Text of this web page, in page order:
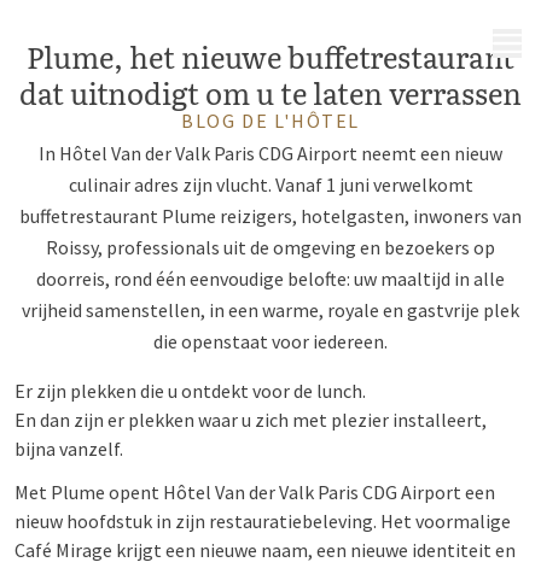
Plume, het nieuwe buffetrestaurant
dat uitnodigt om u te laten verrassen
BLOG DE L'HÔTEL
In Hôtel Van der Valk Paris CDG Airport neemt een nieuw
culinair adres zijn vlucht. Vanaf 1 juni verwelkomt
buffetrestaurant Plume reizigers, hotelgasten, inwoners van
Roissy, professionals uit de omgeving en bezoekers op
doorreis, rond één eenvoudige belofte: uw maaltijd in alle
vrijheid samenstellen, in een warme, royale en gastvrije plek
die openstaat voor iedereen.
Er zijn plekken die u ontdekt voor de lunch.
En dan zijn er plekken waar u zich met plezier installeert,
bijna vanzelf.
Met Plume opent Hôtel Van der Valk Paris CDG Airport een
nieuw hoofdstuk in zijn restauratiebeleving. Het voormalige
Café Mirage krijgt een nieuwe naam, een nieuwe identiteit en